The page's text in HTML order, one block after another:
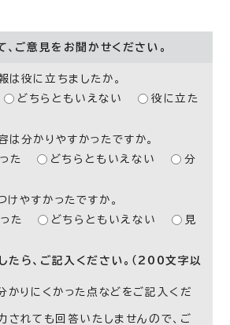
、ご意見をお聞かせください。
は役に立ちましたか。
どちらともいえない
役に立た
は分かりやすかったですか。
た
どちらともいえない
分
けやすかったですか。
た
どちらともいえない
見
たら、ご記入ください。（200文字以
かりにくかった点などをご記入くだ
されても回答いたしませんので、ご